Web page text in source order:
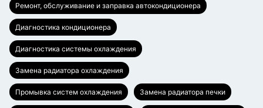
Ремонт, обслуживание и заправка автокондиционера
Диагностика кондиционера
Диагностика системы охлаждения
Замена радиатора охлаждения
Промывка систем охлаждения Замена радиатора печки